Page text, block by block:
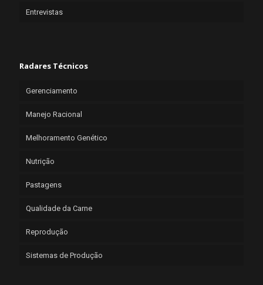
Entrevistas
Radares Técnicos
Gerenciamento
Manejo Racional
Melhoramento Genético
Nutrição
Pastagens
Qualidade da Carne
Reprodução
Sistemas de Produção